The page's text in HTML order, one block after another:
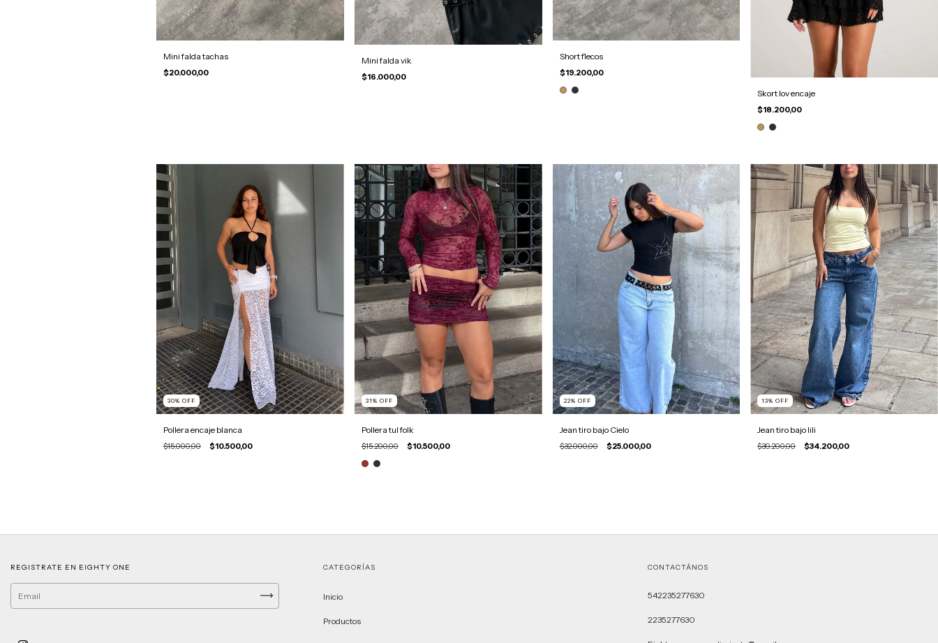
Mini falda tachas
$20.000,00
Mini falda vik
$16.000,00
Short flecos
$19.200,00
Skort lov encaje
$18.200,00
30% OFF
Pollera encaje blanca
$15.000,00 $10.500,00
31 % OFF
Pollera tul folk
$15.200,00 $10.500,00
22% OFF
Jean tiro bajo Cielo
$32.000,00 $25.000,00
13%OFF
Jean tiro bajo lili
$39.200,00 $34.200,00
REGISTRATE EN EIGHTY ONE CATEGORÍAS
Inicio
Productos
CONTACTÁNOS
542235277630
2235277630